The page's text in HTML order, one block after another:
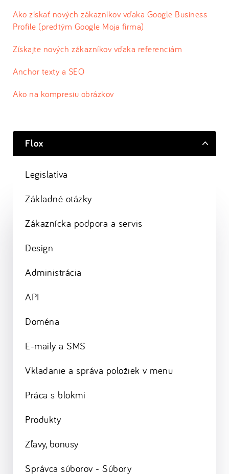
Ako získať nových zákazníkov vďaka Google Business
Profile (predtým Google Moja firma)
Získajte nových zákazníkov vďaka referenciám
Anchor texty a SEO
Ako na kompresiu obrázkov
Flox
Legislatíva
Základné otázky
Zákaznícka podpora a servis
Design
Administrácia
API
Doména
E-maily a SMS
Vkladanie a správa položiek v menu
Práca s blokmi
Produkty
Zľavy, bonusy
Správca súborov - Súbory